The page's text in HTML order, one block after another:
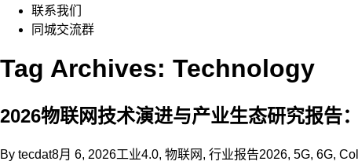
联系我们
同城交流群
Tag Archives: Technology
2026物联网技术演进与产业生态研究报告
By tecdat8月 6, 2026工业4.0, 物联网 , 行业报告2026, 5G, 6G,